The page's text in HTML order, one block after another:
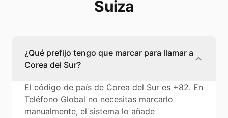
Suiza
¿Qué prefijo tengo que marcar para llamar a
Corea del Sur?
El código de país de Corea del Sur es +82. En
Teléfono Global no necesitas marcarlo
manualmente, el sistema lo añade